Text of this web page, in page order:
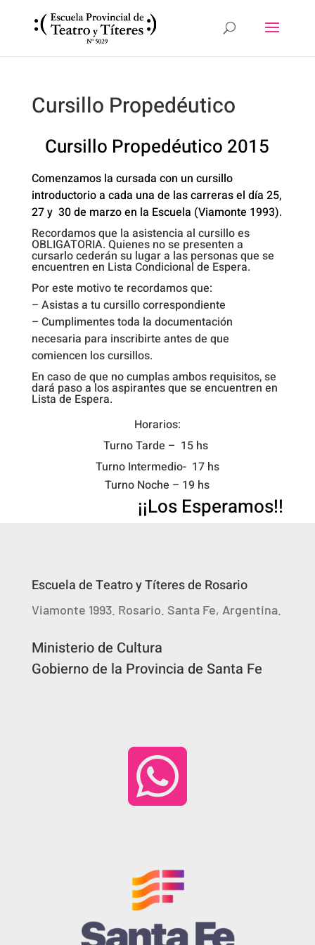
Cursillo Propedéutico
Cursillo Propedéutico 2015
Comenzamos la cursada con un cursillo
introductorio a cada una de las carreras el día 25,
27 y 30 de marzo en la Escuela (Viamonte 1993).
Recordamos que la asistencia al cursillo es
OBLIGATORIA. Quienes no se presenten a
cursarlo cederán su lugar a las personas que se
encuentren en Lista Condicional de Espera.
Por este motivo te recordamos que:
– Asistas a tu cursillo correspondiente
– Cumplimentes toda la documentación
necesaria para inscribirte antes de que
comiencen los cursillos.
En caso de que no cumplas ambos requisitos, se
dará paso a los aspirantes que se encuentren en
Lista de Espera.
Horarios:
Turno Tarde – 15 hs
Turno Intermedio- 17 hs
Turno Noche – 19 hs
¡¡Los Esperamos!!
Escuela de Teatro y Títeres de Rosario
Viamonte 1993. Rosario. Santa Fe, Argentina.
Ministerio de Cultura
Gobierno de la Provincia de Santa Fe
